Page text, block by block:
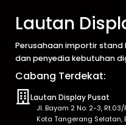
Lautan
Perusahaan importir stand
dan penyedia kebutuhan
Cabang Terdekat:
Lautan Display Pusat
Jl. Bayam 2 No. 2-3,
Kota Tangerang Selatan,